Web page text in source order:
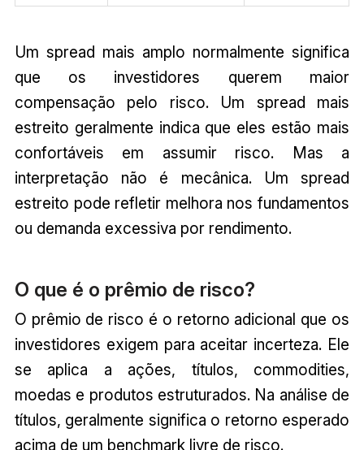
Um spread mais amplo normalmente significa
que os investidores querem maior
compensação pelo risco. Um spread mais
estreito geralmente indica que eles estão mais
confortáveis em assumir risco. Mas a
interpretação não é mecânica. Um spread
estreito pode refletir melhora nos fundamentos
ou demanda excessiva por rendimento.
O que é o prêmio de risco?
O prêmio de risco é o retorno adicional que os
investidores exigem para aceitar incerteza. Ele
se aplica a ações, títulos, commodities,
moedas e produtos estruturados. Na análise de
títulos, geralmente significa o retorno esperado
acima de um benchmark livre de risco.